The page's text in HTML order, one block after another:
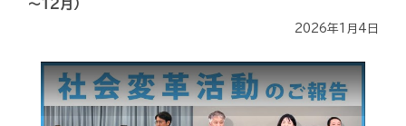
～12月）
2026年1月4日